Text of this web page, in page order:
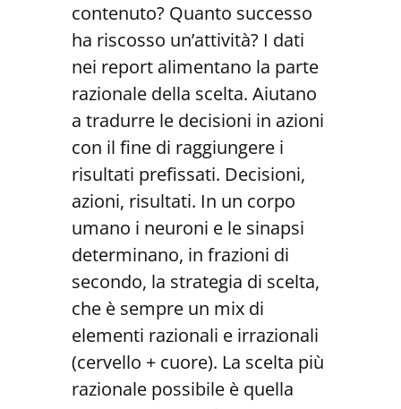
contenuto? Quanto successo
ha riscosso un’attività? I dati
nei report alimentano la parte
razionale della scelta. Aiutano
a tradurre le decisioni in azioni
con il fine di raggiungere i
risultati prefissati. Decisioni,
azioni, risultati. In un corpo
umano i neuroni e le sinapsi
determinano, in frazioni di
secondo, la strategia di scelta,
che è sempre un mix di
elementi razionali e irrazionali
(cervello + cuore). La scelta più
razionale possibile è quella